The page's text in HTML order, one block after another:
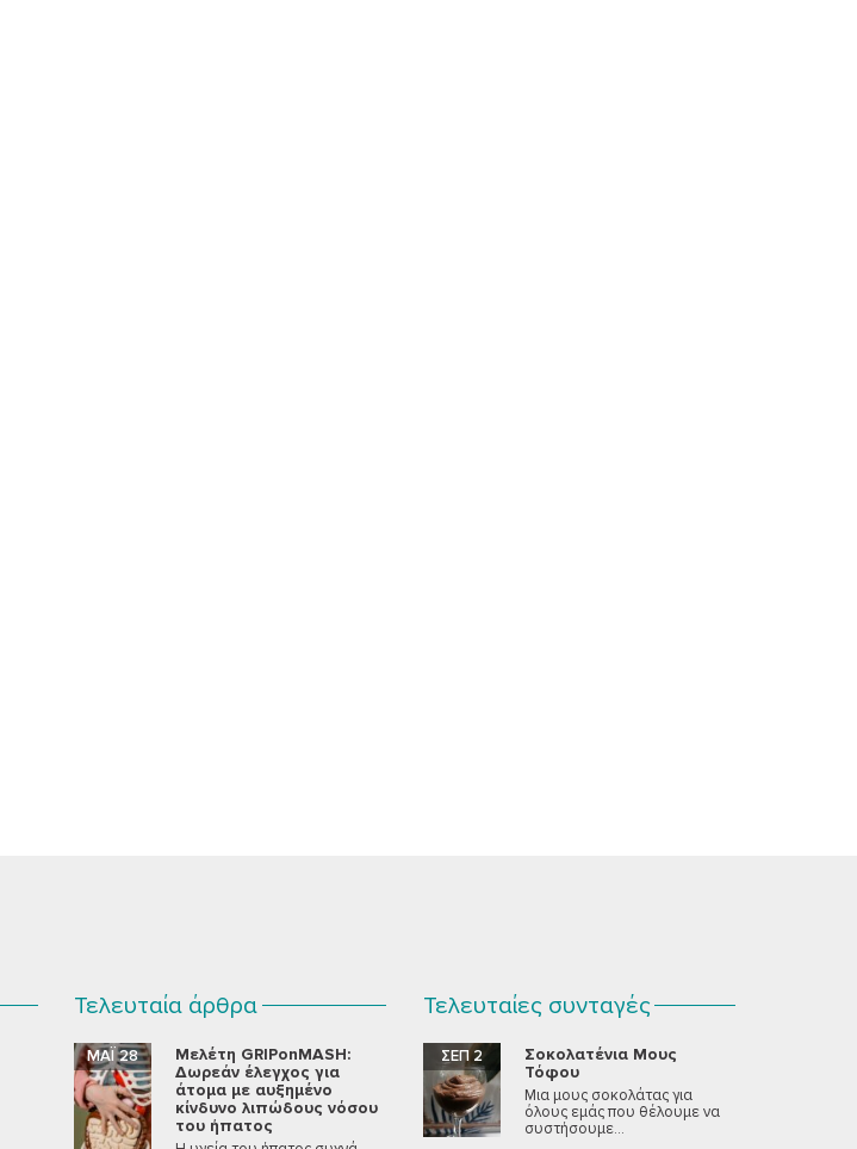
Τελευταία άρθρα
Μελέτη GRIPonMASH:
Δωρεάν έλεγχος για
άτομα με αυξημένο
κίνδυνο λιπώδους νόσου
του ήπατος
ΜΆΙ 28
Τελευταίες συνταγές
Σοκολατένια Μους
Τόφου
ΣΕΠ 2
Μια μους σοκολάτας για
όλους εμάς που θέλουμε να
συστήσουμε...